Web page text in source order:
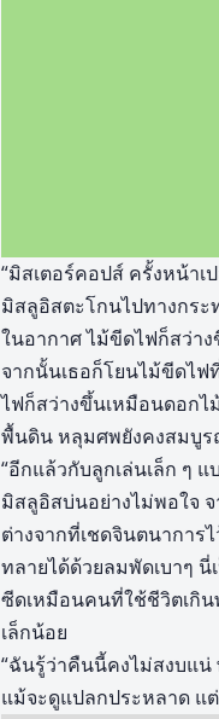
“มิสเตอร์คอปส์ ครั้งหน้า
มิสลูอิสตะโกนไปทางกร
ในอากาศ ไม้ขีดไฟก็สว่า
จากนั้นเธอก็โยนไม้ขีดไ
ไฟก็สว่างขึ้นเหมือนดอกไ
พื้นดิน หลุมศพยังคงสมบูร
“อีกแล้วกับลูกเล่นเล็ก ๆ แ
มิสลูอิสบ่นอย่างไม่พอใจ
ต่างจากที่เชดจินตนาการ
ทลายได้ด้วยลมพัดเบาๆ
ซีดเหมือนคนที่ใช้ชีวิตเกิ
เล็กน้อย
“ฉันรู้ว่าคืนนี้คงไม่สงบแน่
แม้จะดูแปลกประหลาด แ